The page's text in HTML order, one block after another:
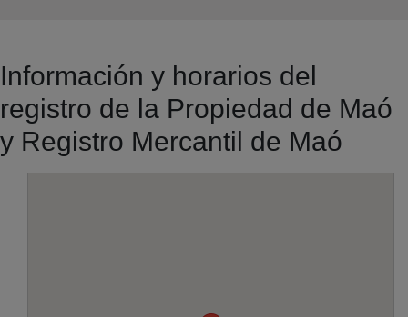
Información y horarios del
registro de la Propiedad de Maó
y Registro Mercantil de Maó